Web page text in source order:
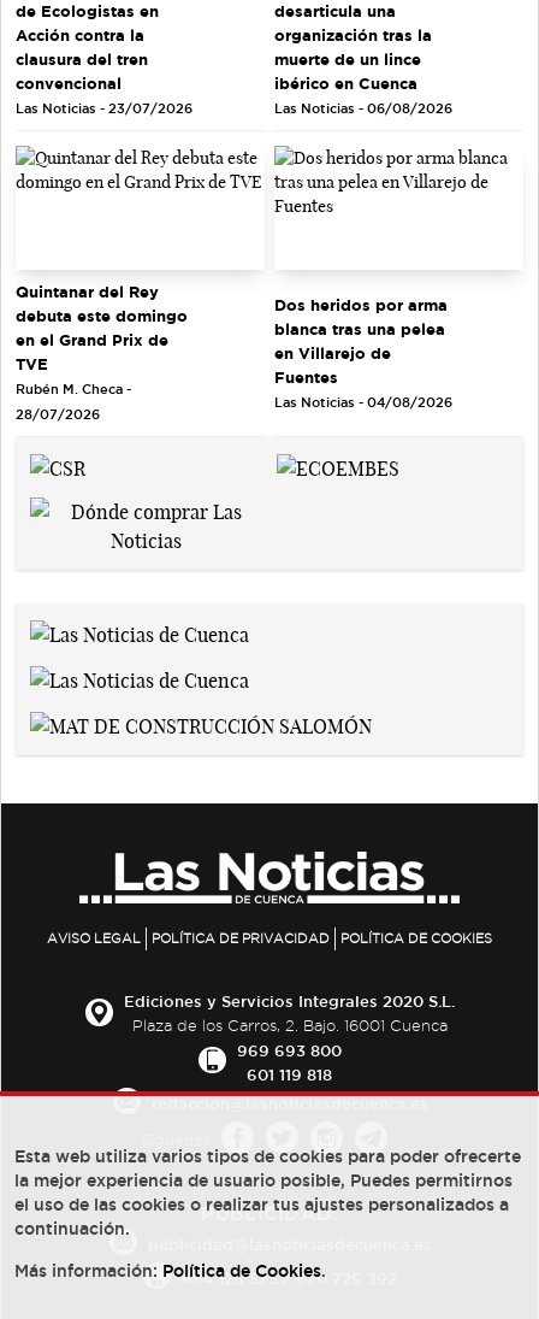
de Ecologistas en
Acción contra la
clausura del tren
convencional
Las Noticias - 23/07/2026
desarticula una
organización tras la
muerte de un lince
ibérico en Cuenca
Las Noticias - 06/08/2026
Quintanar del Rey
debuta este domingo
en el Grand Prix de
TVE
Rubén M. Checa -
28/07/2026
Dos heridos por arma
blanca tras una pelea
en Villarejo de
Fuentes
Las Noticias - 04/08/2026
AVISO LEGAL POLÍTICA DE PRIVACIDAD POLÍTICA DE COOKIES
Ediciones y Servicios Integrales 2020 S.L.
Plaza de los Carros, 2. Bajo. 16001 Cuenca
969 693 800
601 119 818
PUBLICIDAD:
684 126 573/670 726 392
Esta web utiliza varios tipos de cookies para poder ofrecerte
la mejor experiencia de usuario posible, Puedes permitirnos
el uso de las cookies o realizar tus ajustes personalizados a
continuación.
Más información: Política de Cookies.